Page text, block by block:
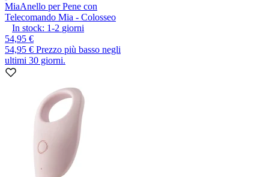
MiaAnello per Pene con
Telecomando Mia - Colosseo
In stock: 1-2 giorni
54,95 €
54,95 € Prezzo più basso negli
ultimi 30 giorni.